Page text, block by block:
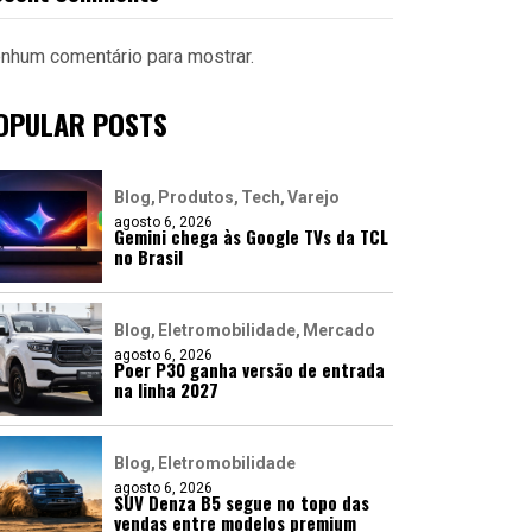
comentário para mostrar.
POSTS
Blog Produtos Tech Varejo
agosto 6, 2026
Gemini chega às Google TVs da TCL
no Brasil
Blog Eletromobilidade Mercado
agosto 6, 2026
Poer P30 ganha versão de entrada
na linha 2027
Blog Eletromobilidade
agosto 6, 2026
SUV Denza B5 segue no topo das
vendas entre modelos premium